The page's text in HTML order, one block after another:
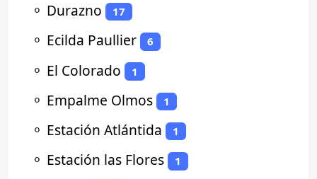
⚬ Durazno 17
⚬ Ecilda Paullier 6
⚬ El Colorado 1
⚬ Empalme Olmos 1
⚬ Estación Atlántida 1
⚬ Estación las Flores 1